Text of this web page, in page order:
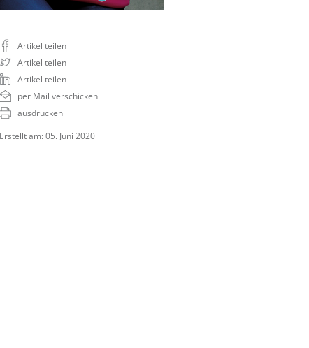
Artikel teilen
Artikel teilen
Artikel teilen
per Mail verschicken
ausdrucken
Erstellt am: 05. Juni 2020